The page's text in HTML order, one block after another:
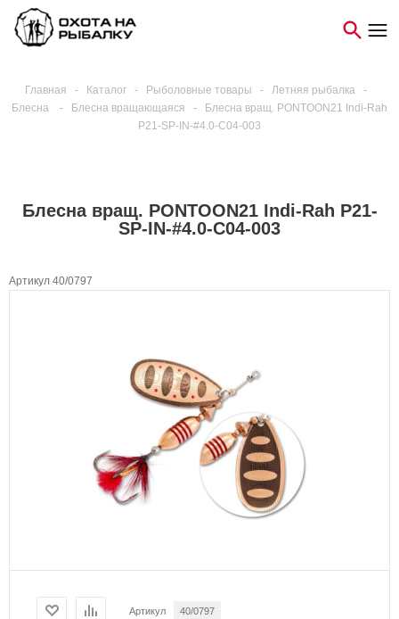
Главная - Каталог - Рыболовные товары - Летняя рыбалка
-
Блесна
- Блесна вращающаяся -
Блесна вращ. PONTOON21 Indi-Rah
P21-SP-IN-#4.0-C04-003
Блесна вращ. PONTOON21 Indi-Rah P21-
SP-IN-#4.0-C04-003
Артикул 40/0797
Артикул 40/0797